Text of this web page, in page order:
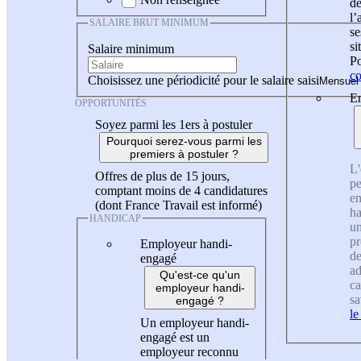
SALAIRE BRUT MINIMUM
Salaire minimum
Choisissez une périodicité pour le salaire saisi
OPPORTUNITÉS
Soyez parmi les 1ers à postuler
Pourquoi serez-vous parmi les
premiers à postuler ?
Offres de plus de 15 jours,
comptant moins de 4 candidatures
(dont France Travail est informé)
HANDICAP
Employeur handi-
engagé
Qu'est-ce qu'un
employeur handi-
engagé ?
Un employeur handi-
engagé est un
employeur reconnu